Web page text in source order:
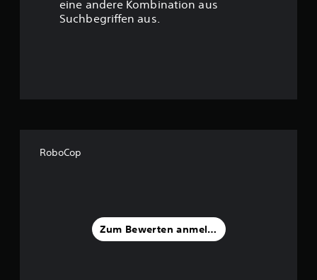
:
4
eine andere Kombination aus
Suchbegriffen aus.
RoboCop
Zum Bewerten anmelden